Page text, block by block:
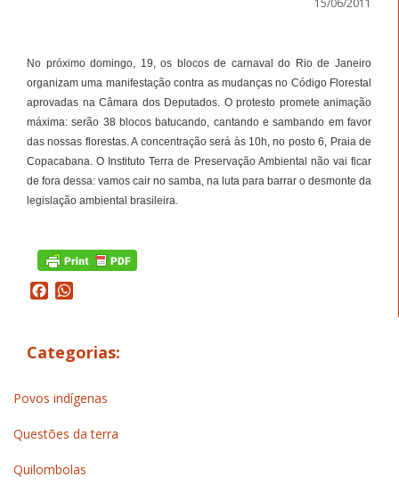
No próximo domingo, 19, os blocos de carnaval do Rio de Janeiro
organizam uma manifestação contra as mudanças no Código Florestal
aprovadas na Câmara dos Deputados. O protesto promete animação
máxima: serão 38 blocos batucando, cantando e sambando em favor
das nossas florestas. A concentração será às 10h, no posto 6, Praia de
Copacabana. O Instituto Terra de Preservação Ambiental não vai ficar
de fora dessa: vamos cair no samba, na luta para barrar o desmonte da
legislação ambiental brasileira.
Facebook
Categorias:
Povos indígenas
Questões da terra
Quilombolas